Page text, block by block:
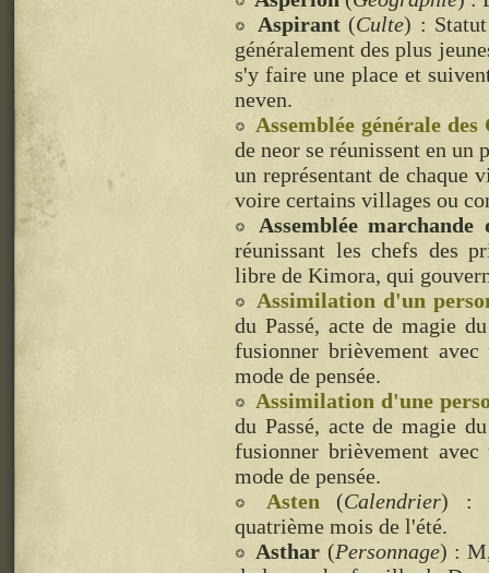
Aspirant(Culte) :
généralement des plus
s'y faire une place et
neven.
Assemblée générale des
de neor se réunissent en
un représentant de chaque
voire certains villages ou
Assemblée
réunissant les chefs des
libre de Kimora, qui
Assimilation d'un
du Passé, acte de magie
fusionner brièvement avec
mode de pensée.
Assimilation d'une
du Passé, acte de magie
fusionner brièvement avec
mode de pensée.
Asten (Calendrier) :
quatrième mois de l'été.
Asthar (Personnage) :